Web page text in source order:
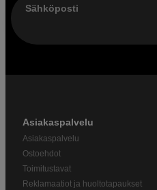
Sähköposti
Asiakaspalvelu
Asiakaspalvelu
Ostoehdot
Toimitustavat
Reklamaatiot ja huoltotapaukset